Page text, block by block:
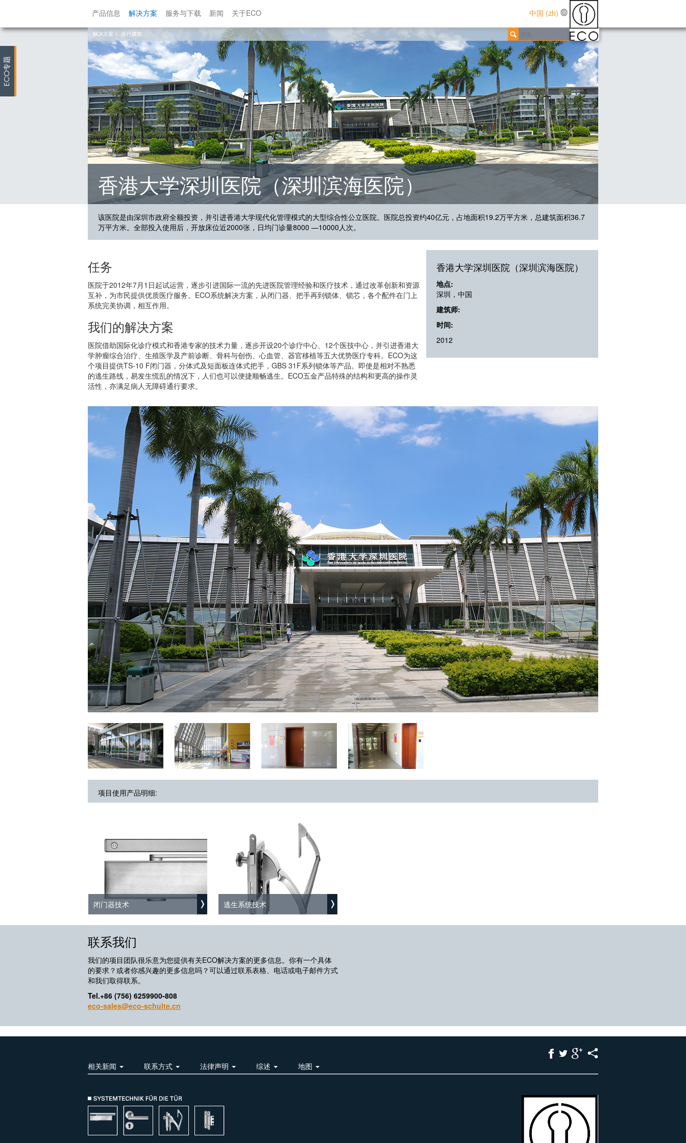
ECO
专题
产品信息 解决方案 服务与下载 新闻 关于ECO 中国 (zh)
解决方案 医疗建筑
香港大学深圳医院（深圳滨海医院）
该医院是由深圳市政府全额投资，并引进香港大学现代化管理模式的大型综合性公立医院。医院总投资约40亿元，占地面积19.2万平方米，总建筑面积36.7
万平方米。全部投入使用后，开放床位近2000张，日均门诊量8000 —10000人次。
任务
医院于2012年7月1日起试运营，逐步引进国际一流的先进医院管理经验和医疗技术，通过改革创新和资源
互补，为市民提供优质医疗服务。ECO系统解决方案，从闭门器、把手再到锁体、锁芯，各个配件在门上
系统完美协调，相互作用。
我们的解决方案
医院借助国际化诊疗模式和香港专家的技术力量，逐步开设20个诊疗中心、12个医技中心，并引进香港大
学肿瘤综合治疗、生殖医学及产前诊断、骨科与创伤、心血管、器官移植等五大优势医疗专科。ECO为这
个项目提供TS-10 F闭门器，分体式及短面板连体式把手，GBS 31F系列锁体等产品。即使是相对不熟悉
的逃生路线，易发生慌乱的情况下，人们也可以便捷顺畅逃生。ECO五金产品特殊的结构和更高的操作灵
活性，亦满足病人无障碍通行要求。
香港大学深圳医院（深圳滨海医院）
地点:
深圳，中国
建筑师:
时间:
2012
项目使用产品明细:
闭门器技术 逃生系统技术
联系我们
我们的项目团队很乐意为您提供有关ECO解决方案的更多信息。你有一个具体
的要求？或者你感兴趣的更多信息吗？可以通过联系表格、电话或电子邮件方式
和我们取得联系。
Tel.+86 (756) 6259900-808
eco-sales@eco-schulte.cn
相关新闻 联系方式 法律声明 综述 地图